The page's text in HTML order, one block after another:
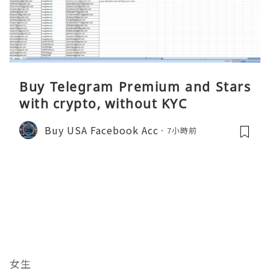
Buy Telegram Premium and Stars
with crypto, without KYC
Buy USA Facebook Acc 7小時前
女生